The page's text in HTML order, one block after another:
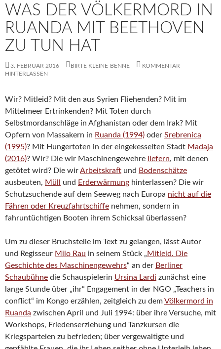
WAS DER VÖLKERMORD IN
RUANDA MIT BEETHOVEN
ZU TUN HAT
3. FEBRUAR 2016 BIRTE KLEINE-BENNE
KOMMENTAR
HINTERLASSEN
Wir? Mitleid? Mit den aus Syrien Fliehenden? Mit im
Mittelmeer Ertrinkenden? Mit Toten durch
Selbstmordanschläge in Afghanistan oder dem Irak? Mit
Opfern von Massakern in Ruanda (1994) oder Srebrenica
(1995)? Mit Hungertoten in der eingekesselten Stadt Madaja
(2016)? Wir? Die wir Maschinengewehre liefern, mit denen
getötet wird? Die wirArbeitskraft und Bodenschätze
ausbeuten, Müll und Erderwärmung hinterlassen? Die wir
Schutzsuchende auf dem Seeweg nach Europa nicht auf die
Fähren oder Kreuzfahrtschiffe nehmen, sondern in
fahruntüchtigen Booten ihrem Schicksal überlassen?
Um zu dieser Bruchstelle im Text zu gelangen, lässt Autor
und Regisseur Milo Rau in seinem Stück „Mitleid. Die
Geschichte des Maschinengewehrs“ an der Berliner
Schaubühne die Schauspielerin Ursina Lardi zunächst eine
lange Stunde über „ihr“ Engagement in der NGO „Teachers in
conflict“ im Kongo erzählen, zeitgleich zu demVölkermord in
Ruanda zwischen April und Juli 1994: über ihre Versuche, mit
Workshops, Friedenserziehung und Tanzkursen die
Kriegsparteien zu befrieden; über vergewaltigte und